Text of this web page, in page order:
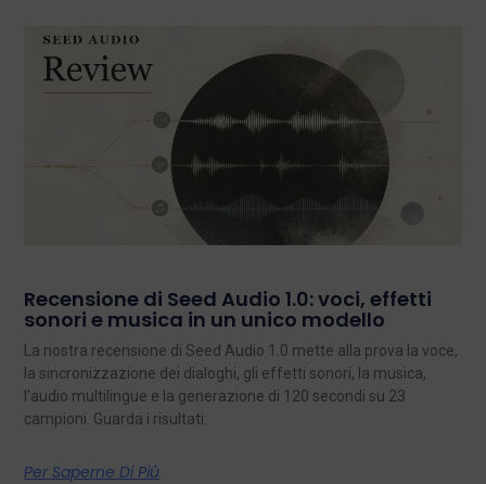
Recensione di Seed Audio 1.0: voci, effetti
sonori e musica in un unico modello
La nostra recensione di Seed Audio 1.0 mette alla prova la voce,
la sincronizzazione dei dialoghi, gli effetti sonori, la musica,
l'audio multilingue e la generazione di 120 secondi su 23
campioni. Guarda i risultati.
Per Saperne Di Più